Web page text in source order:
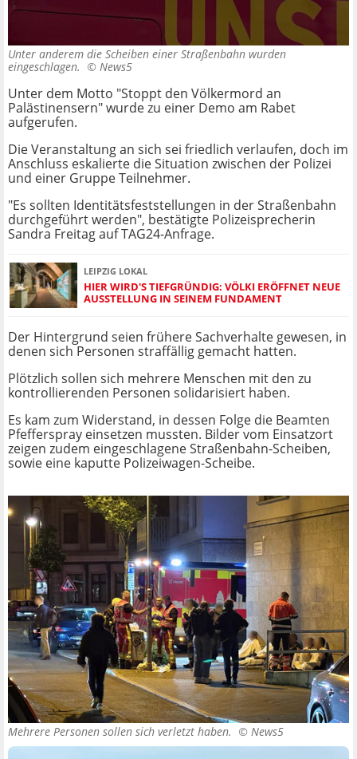
Unter anderem die Scheiben einer Straßenbahn wurden
eingeschlagen. © News5
Unter dem Motto "Stoppt den Völkermord an
Palästinensern" wurde zu einer Demo am Rabet
aufgerufen.
Die Veranstaltung an sich sei friedlich verlaufen, doch im
Anschluss eskalierte die Situation zwischen der Polizei
und einer Gruppe Teilnehmer.
"Es sollten Identitätsfeststellungen in der Straßenbahn
durchgeführt werden", bestätigte Polizeisprecherin
Sandra Freitag auf TAG24-Anfrage.
LEIPZIG LOKAL
HIER WIRD'S TIEFGRÜNDIG: VÖLKI ERÖFFNET NEUE
AUSSTELLUNG IN SEINEM FUNDAMENT
Der Hintergrund seien frühere Sachverhalte gewesen, in
denen sich Personen straffällig gemacht hatten.
Plötzlich sollen sich mehrere Menschen mit den zu
kontrollierenden Personen solidarisiert haben.
Es kam zum Widerstand, in dessen Folge die Beamten
Pfefferspray einsetzen mussten. Bilder vom Einsatzort
zeigen zudem eingeschlagene Straßenbahn-Scheiben,
sowie eine kaputte Polizeiwagen-Scheibe.
Mehrere Personen sollen sich verletzt haben. © News5